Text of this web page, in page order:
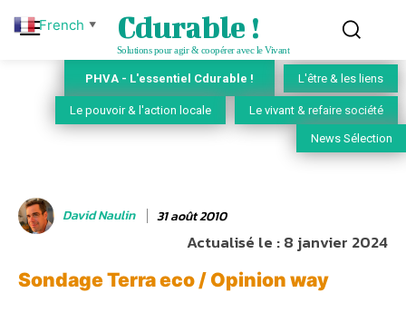
Cdurable !
Solutions pour agir & coopérer avec le Vivant
PHVA - L'essentiel Cdurable ! L'être & les liens
Le pouvoir & l'action locale Le vivant & refaire société
News Sélection
David Naulin 31 août 2010
Actualisé le :8 janvier 2024
Sondage Terra eco / Opinion way
French ▼